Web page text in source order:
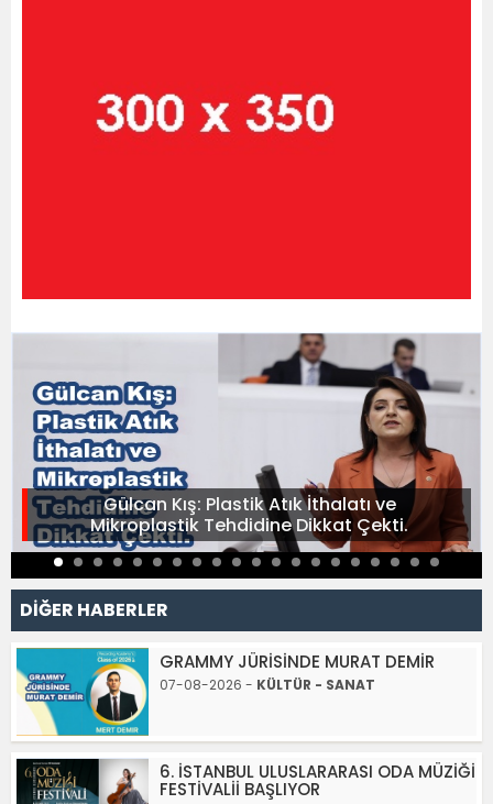
Gülcan Kış: Plastik Atık İthalatı ve
Mikroplastik Tehdidine Dikkat Çekti.
DİĞER HABERLER
GRAMMY JÜRİSİNDE MURAT DEMİR
07-08-2026 - KÜLTÜR - SANAT
6. İSTANBUL ULUSLARARASI ODA MÜZİĞİ
FESTİVALİİ BAŞLIYOR